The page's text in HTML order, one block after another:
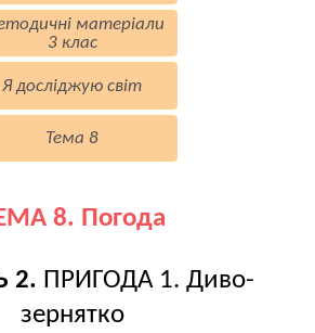
матеріали
3 клас
Я досліджую світ
Тема 8
8. Погода
2. ПРИГОДА 1. Диво-
зернятко